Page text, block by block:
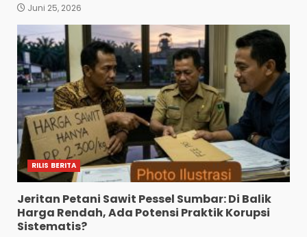
Juni 25, 2026
RILIS BERITA
Jeritan Petani Sawit Pessel Sumbar: Di Balik
Harga Rendah, Ada Potensi Praktik Korupsi
Sistematis?